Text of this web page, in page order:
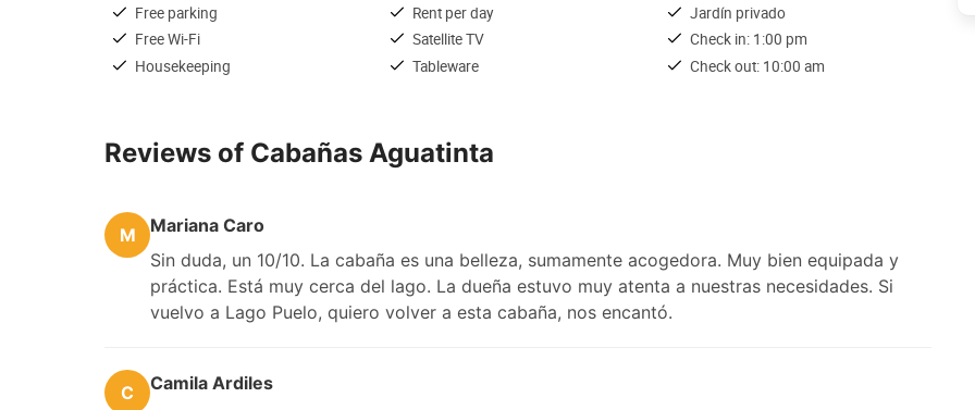
Free parking
Free Wi-Fi
Housekeeping
Rent per day
Satellite TV
Tableware
Jardín privado
Check in: 1:00 pm
Check out: 10:00 am
Reviews of Cabañas Aguatinta
M
Mariana Caro
Sin duda, un 10/10. La cabaña es una belleza, sumamente acogedora. Muy bien equipada y
práctica. Está muy cerca del lago. La dueña estuvo muy atenta a nuestras necesidades. Si
vuelvo a Lago Puelo, quiero volver a esta cabaña, nos encantó.
C
Camila Ardiles